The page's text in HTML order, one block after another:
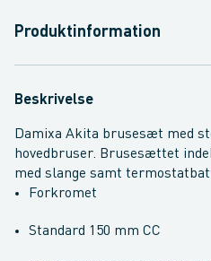
Produktinformation
Beskrivelse
Damixa Akita brusesæt med
hovedbruser. Brusesættet
med slange samt
Forkromet
Standard 150 mm CC